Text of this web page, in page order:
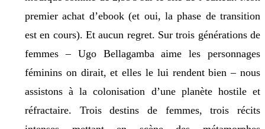
premier achat d’ebook (et oui, la phase de transition
est en cours). Et aucun regret. Sur trois générations de
femmes – Ugo Bellagamba aime les personnages
féminins on dirait, et elles le lui rendent bien – nous
assistons à la colonisation d’une planète hostile et
réfractaire. Trois destins de femmes, trois récits